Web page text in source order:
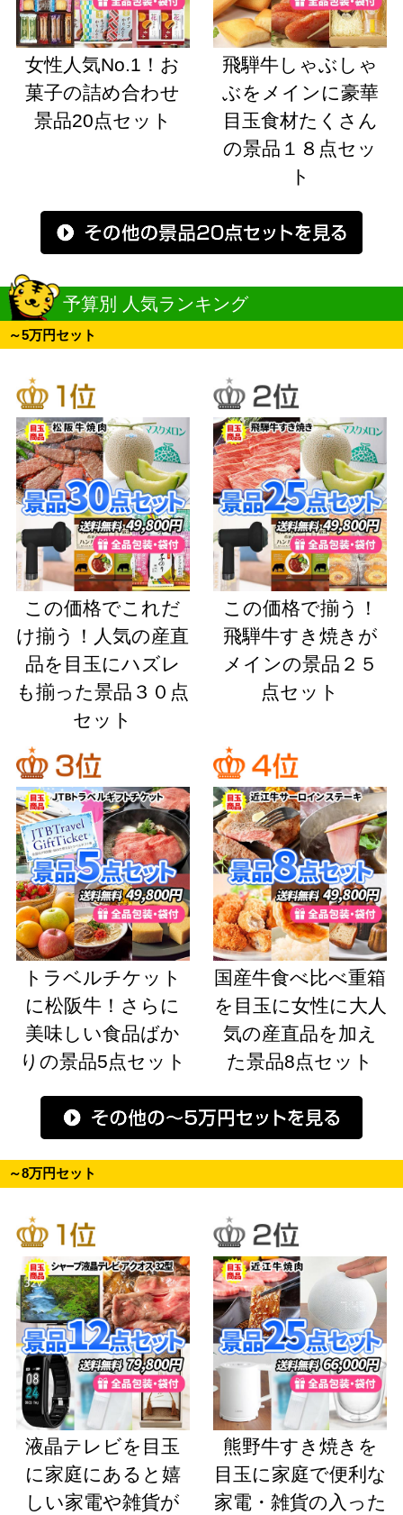
女性人気No.1！お
菓子の詰め合わせ
景品20点セット
飛騨牛しゃぶしゃ
ぶをメインに豪華
目玉食材たくさん
の景品１８点セッ
ト
予算別 人気ランキング
～5万円セット
この価格でこれだ
け揃う！人気の産直
品を目玉にハズレ
も揃った景品３０点
セット
この価格で揃う！
飛騨牛すき焼きが
メインの景品２５
点セット
トラベルチケット
に松阪牛！さらに
美味しい食品ばか
りの景品5点セット
国産牛食べ比べ重箱
を目玉に女性に大人
気の産直品を加え
た景品8点セット
～8万円セット
液晶テレビを目玉
に家庭にあると嬉
しい家電や雑貨が
熊野牛すき焼きを
目玉に家庭で便利な
家電・雑貨の入った